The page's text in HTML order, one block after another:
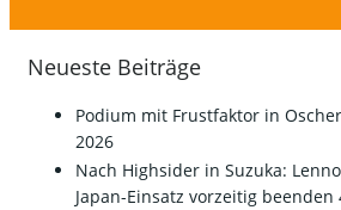
Neueste Beiträge
Podium mit Frustfaktor in
2026
Nach Highsider in Suzuka:
Japan-Einsatz vorzeitig beenden